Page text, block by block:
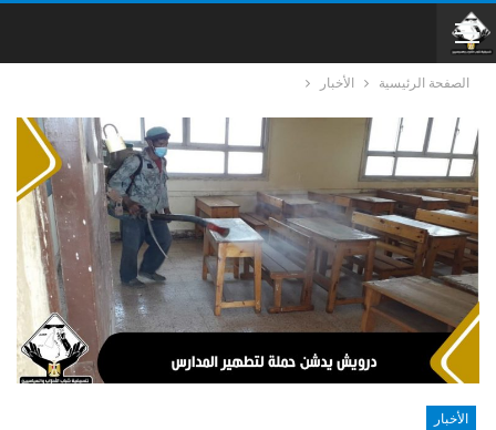
الصفحة الرئيسية الأخبار
الأخبار